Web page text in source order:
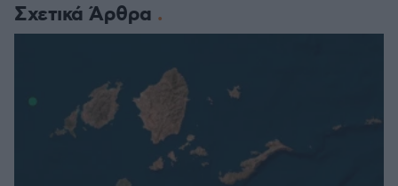
Σχετικά Άρθρα